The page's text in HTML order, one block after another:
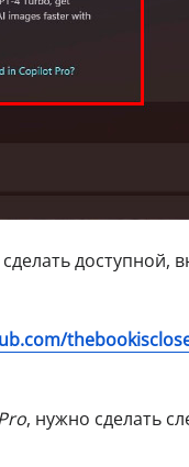
доступной,
, нужно сделать